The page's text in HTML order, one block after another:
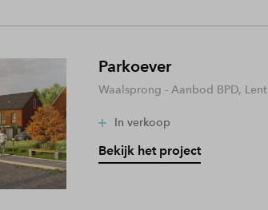
Parkoever
Waalsprong - Aanbod BPD, Lent
In verkoop
Bekijk het project